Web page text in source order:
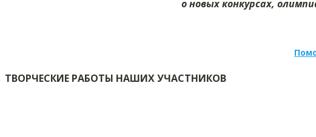
о новых конкурсах,
ТВОРЧЕСКИЕ РАБОТЫ НАШИХ УЧАСТНИКОВ